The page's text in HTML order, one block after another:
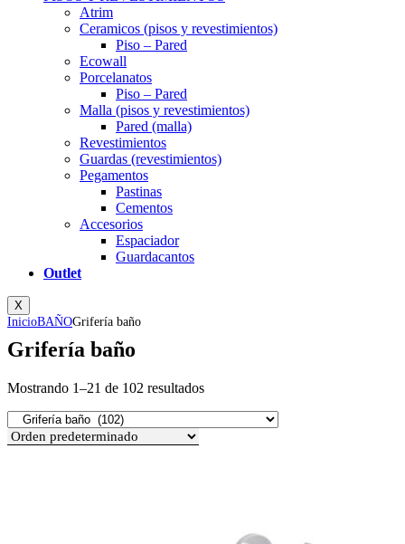
Atrim
Ceramicos (pisos y revestimientos)
Piso – Pared
Ecowall
Porcelanatos
Piso – Pared
Malla (pisos y revestimientos)
Pared (malla)
Revestimientos
Guardas (revestimientos)
Pegamentos
Pastinas
Cementos
Accesorios
Espaciador
Guardacantos
Outlet
X
InicioBAÑOGrifería baño
Grifería baño
Mostrando 1–21 de 102 resultados